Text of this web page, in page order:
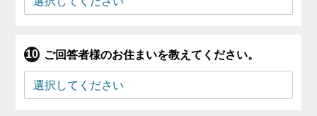
ご回答者様のお住まいを教えてください。